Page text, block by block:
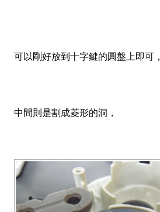
可以剛好放到十字鍵的圓盤上即可，
中間則是割成菱形的洞，